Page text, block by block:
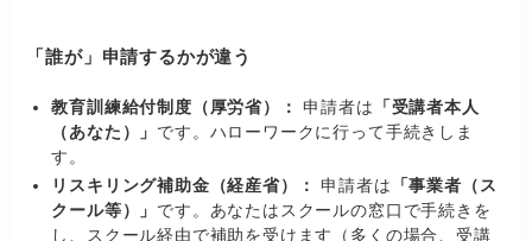
「誰が」申請するかが違う
教育訓練給付制度（厚労省）： 申請者は
「受講者本人
（あなた）」 です。ハローワークに行って手続きしま
す。
リスキリング補助金（経産省）：
申請者は 「事業者（ス
クール等）」 です。あなたはスクールの窓口で手続きを
し、スクール経由で補助を受けます（多くの場合、受講